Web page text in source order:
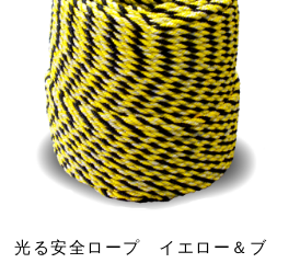
光る安全ロープ イエロー＆ブ